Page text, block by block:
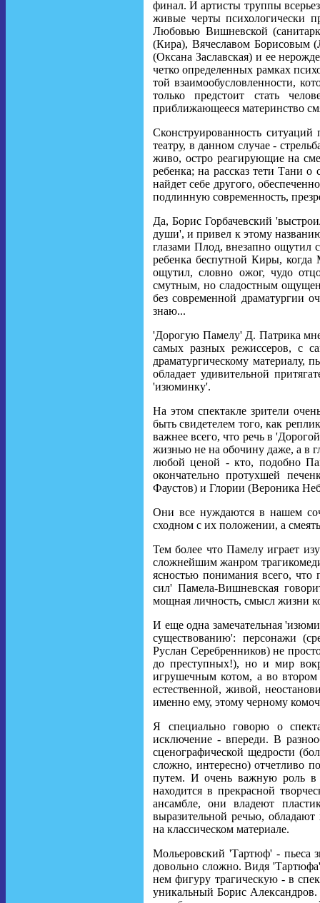
финал. И артисты труппы
живые черты психологически
Любовью Вишневской
(Кира), Вячеславом Борисовым
(Оксана Заславская) и ее
четко определенных рамках
той взаимообусловленности,
только предстоит стать
приближающееся материнство
Сконструированность
театру, в данном случае -
живо, остро реагирующие на
ребенка; на рассказ тети Тани
найдет себе другого,
подлинную современность,
Да, Борис Горбачевский
души', и привел к этому
глазами Плод, внезапно ощутил
ребенка беспутной Киры,
ощутил, словно ожог, чудо
смутным, но сладостным
без современной драматургии
знаю...
'Дорогую Памелу' Д. Патрика мне
самых разных режиссеров, с
драматургическому материалу,
обладает удивительной
'изюминку'.
На этом спектакле зрители
быть свидетелем того, как
важнее всего, что речь в
жизнью не на обочину даже, а в
любой ценой - кто, подобно
окончательно протухшей
Фаустов) и Глории (Вероника
Они все нуждаются в нашем
сходном с их положении, а
Тем более что Памелу играет
сложнейшим жанром
ясностью понимания всего,
сил' Памела-Вишневская
мощная личность, смысл жизни
И еще одна замечательная
существованию': персонажи
Руслан Серебренников) не
до преступных!), но и мир
игрушечным котом, а во втором
естественной, живой,
именно ему, этому черному
Я специально говорю о
исключение - впереди. В
сценографической щедрости
сложно, интересно) отчетливо
путем. И очень важную роль в
находится в прекрасной
ансамбле, они владеют
выразительной речью,
на классическом материале.
Мольеровский 'Тартюф' - пьеса
довольно сложно. Видя
нем фигуру трагическую - в
уникальный Борис